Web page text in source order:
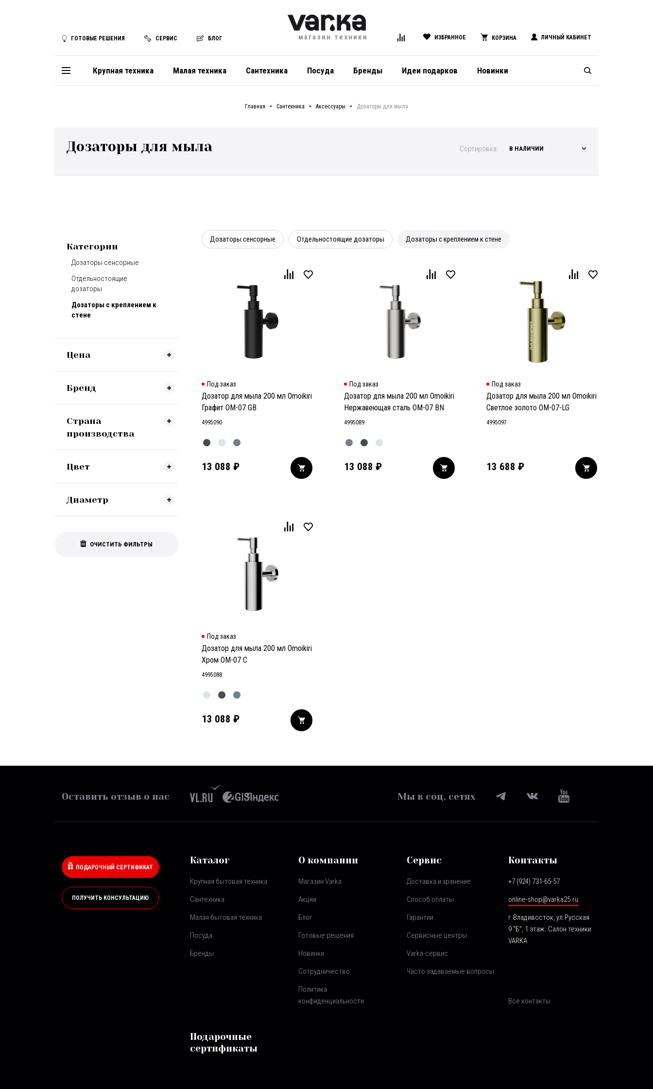
ГОТОВЫЕ РЕШЕНИЯ СЕРВИС БЛОГ магазин техники ИЗБРАННОЕ КОРЗИНА ЛИЧНЫЙ КАБИНЕТ
Крупная техника Малая техника Сантехника Посуда Бренды Идеи подарков Новинки
Главная Сантехника Аксессуары Дозаторы для мыла
Дозаторы для мыла Сортировка: В НАЛИЧИИ
Категории
Дозаторы сенсорные
Отдельностоящие
дозаторы
Дозаторы с креплением к
стене
Цена
Бренд
Страна
производства
Цвет
Диаметр
ОЧИСТИТЬ ФИЛЬТРЫ
Дозаторы сенсорные Отдельностоящие дозаторы Дозаторы с креплением к стене
Под заказ
Дозатор для мыла 200 мл Omoikiri
Графит OM-07 GB
4995090
13 088 ₽
Под заказ
Дозатор для мыла 200 мл Omoikiri
Нержавеющая сталь OM-07 BN
4995089
13 088 ₽
Под заказ
Дозатор для мыла 200 мл Omoikiri
Светлое золото OM-07-LG
4995097
13 688 ₽
Под заказ
Дозатор для мыла 200 мл Omoikiri
Хром OM-07 C
4995088
13 088 ₽
Оставить отзыв о нас Мы в соц. сетях
ПОДАРОЧНЫЙ СЕРТИФИКАТ
ПОЛУЧИТЬ КОНСУЛЬТАЦИЮ
Каталог
Крупная бытовая техника
Сантехника
Малая бытовая техника
Посуда
Бренды
О компании
Магазин Varka
Акции
Блог
Готовые решения
Новинки
Сотрудничество
Политика
конфиденциальности
Сервис
Доставка и хранение
Способ оплаты
Гарантии
Сервисные центры
Varka-сервис
Часто задаваемые вопросы
Контакты
+7 (924) 731-65-57
online-shop@varka25.ru
г.Владивосток, ул.Русская
9 "Б", 1 этаж. Салон техники
VARKA
Все контакты
Подарочные
сертификаты